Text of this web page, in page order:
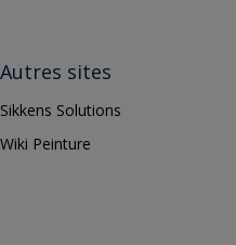
Autres sites
Sikkens Solutions
Wiki Peinture